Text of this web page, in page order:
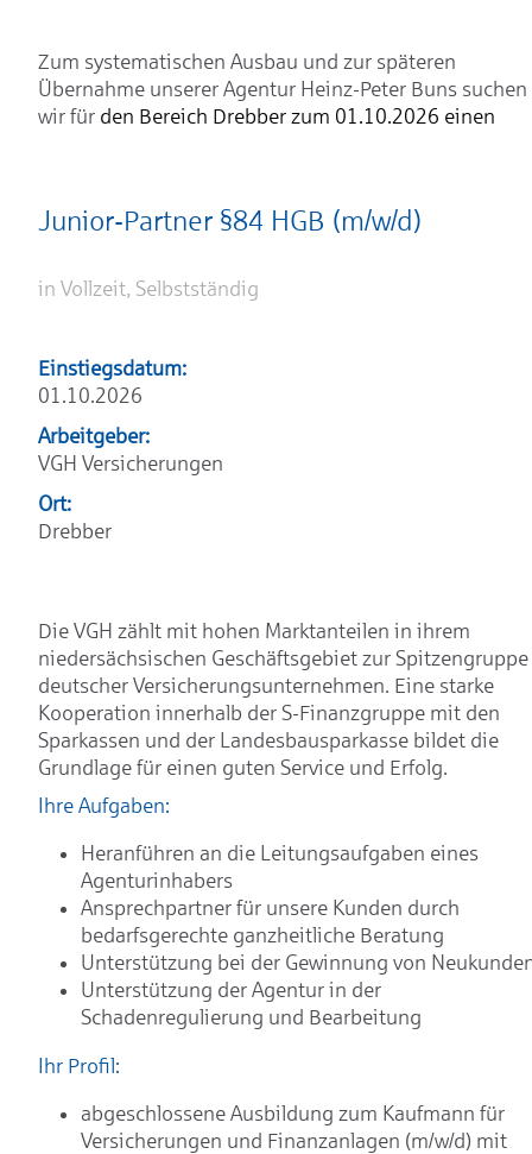
Zum systematischen Ausbau und zur späteren
Übernahme unserer Agentur Heinz-Peter Buns suchen
wir für den Bereich Drebber zum 01.10.2026 einen
Junior-Partner §84 HGB (m/w/d)
in Vollzeit, Selbstständig
Einstiegsdatum:
01.10.2026
Arbeitgeber:
VGH Versicherungen
Ort:
Drebber
Die VGH zählt mit hohen Marktanteilen in ihrem
niedersächsischen Geschäftsgebiet zur Spitzengruppe
deutscher Versicherungsunternehmen. Eine starke
Kooperation innerhalb der S-Finanzgruppe mit den
Sparkassen und der Landesbausparkasse bildet die
Grundlage für einen guten Service und Erfolg.
Ihre Aufgaben:
Heranführen an die Leitungsaufgaben eines
Agenturinhabers
Ansprechpartner für unsere Kunden durch
bedarfsgerechte ganzheitliche Beratung
Unterstützung bei der Gewinnung von
Unterstützung der Agentur in der
Schadenregulierung und Bearbeitung
Ihr Profil:
abgeschlossene Ausbildung zum Kaufmann für
Versicherungen und Finanzanlagen (m/w/d) mit